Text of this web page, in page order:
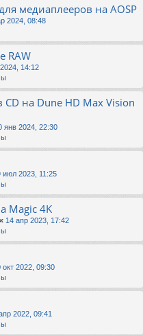
медиаплееров на AOSP
2024, 08:48
RAW
14:12
на Dune HD Max Vision
янв 2024, 22:30
июл 2023, 11:25
Magic 4K
« 14 апр 2023, 17:42
окт 2022, 09:30
2022, 09:41